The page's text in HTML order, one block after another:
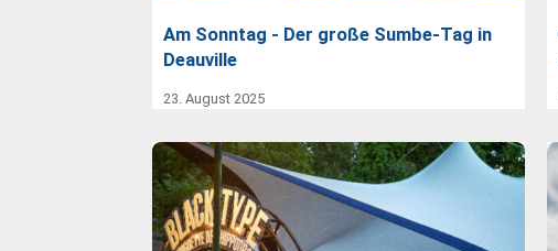
Am Sonntag - Der große Sumbe-Tag in
Deauville
23. August 2025